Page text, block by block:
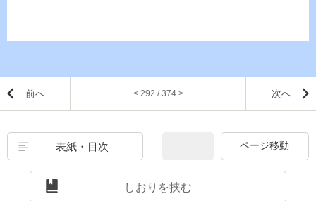
前へ < 292 / 374 > 次へ
表紙・目次
しおりを挟む